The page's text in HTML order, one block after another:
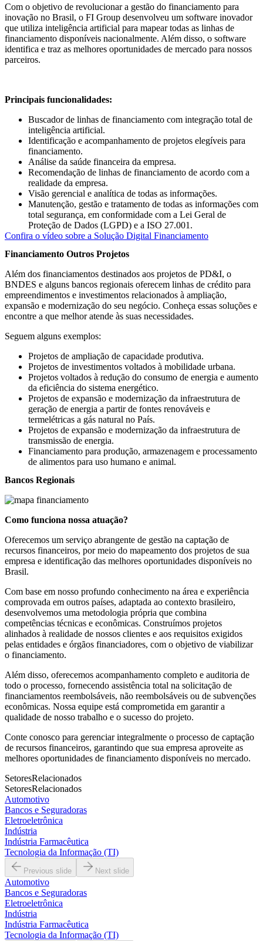
Com o objetivo de revolucionar a gestão do financiamento para
inovação no Brasil, o FI Group desenvolveu um software inovador
que utiliza inteligência artificial para mapear todas as linhas de
financiamento disponíveis nacionalmente. Além disso, o software
identifica e traz as melhores oportunidades de mercado para nossos
parceiros.
Principais funcionalidades:
Buscador de linhas de financiamento com integração total de
inteligência artificial.
Identificação e acompanhamento de projetos elegíveis para
financiamento.
Análise da saúde financeira da empresa.
Recomendação de linhas de financiamento de acordo com a
realidade da empresa.
Visão gerencial e analítica de todas as informações.
Manutenção, gestão e tratamento de todas as informações com
total segurança, em conformidade com a Lei Geral de
Proteção de Dados (LGPD) e a ISO 27.001.
Confira o vídeo sobre a Solução Digital Financiamento
Financiamento Outros Projetos
Além dos financiamentos destinados aos projetos de PD&I, o
BNDES e alguns bancos regionais oferecem linhas de crédito para
empreendimentos e investimentos relacionados à ampliação,
expansão e modernização do seu negócio. Conheça essas soluções e
encontre a que melhor atende às suas necessidades.
Seguem alguns exemplos:
Projetos de ampliação de capacidade produtiva.
Projetos de investimentos voltados à mobilidade urbana.
Projetos voltados à redução do consumo de energia e aumento
da eficiência do sistema energético.
Projetos de expansão e modernização da infraestrutura de
geração de energia a partir de fontes renováveis e
termelétricas a gás natural no País.
Projetos de expansão e modernização da infraestrutura de
transmissão de energia.
Financiamento para produção, armazenagem e processamento
de alimentos para uso humano e animal.
Bancos Regionais
Como funciona nossa atuação?
Oferecemos um serviço abrangente de gestão na captação de
recursos financeiros, por meio do mapeamento dos projetos de sua
empresa e identificação das melhores oportunidades disponíveis no
Brasil.
Com base em nosso profundo conhecimento na área e experiência
comprovada em outros países, adaptada ao contexto brasileiro,
desenvolvemos uma metodologia própria que combina
competências técnicas e econômicas. Construímos projetos
alinhados à realidade de nossos clientes e aos requisitos exigidos
pelas entidades e órgãos financiadores, com o objetivo de viabilizar
o financiamento.
Além disso, oferecemos acompanhamento completo e auditoria de
todo o processo, fornecendo assistência total na solicitação de
financiamentos reembolsáveis, não reembolsáveis ou de subvenções
econômicas. Nossa equipe está comprometida em garantir a
qualidade de nosso trabalho e o sucesso do projeto.
Conte conosco para gerenciar integralmente o processo de captação
de recursos financeiros, garantindo que sua empresa aproveite as
melhores oportunidades de financiamento disponíveis no mercado.
SetoresRelacionados
SetoresRelacionados
Automotivo
Bancos e Seguradoras
Eletroeletrônica
Indústria
Indústria Farmacêutica
Tecnologia da Informação (TI)
Previous slide Next slide
Automotivo
Bancos e Seguradoras
Eletroeletrônica
Indústria
Indústria Farmacêutica
Tecnologia da Informação (TI)